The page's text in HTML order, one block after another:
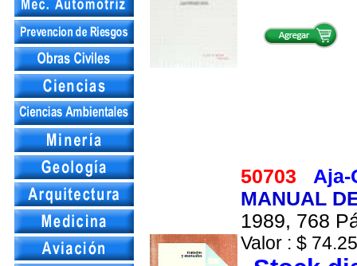
50703 Aja-
MANUAL
1989, 768
Valor : $